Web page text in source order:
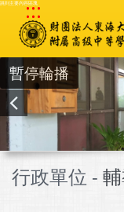
跳到主要內容區塊
:::
暫停輪播
行政單位 -